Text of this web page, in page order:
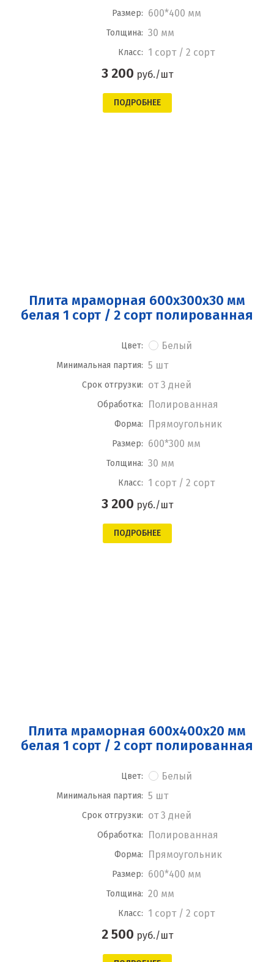
Размер: 600*400 мм
Толщина: 30 мм
Класс: 1 сорт / 2 сорт
3 200 руб./шт
ПОДРОБНЕЕ
Плита мраморная 600x300x30 мм
белая 1 сорт / 2 сорт полированная
Цвет: Белый
Минимальная партия: 5 шт
Срок отгрузки: от 3 дней
Обработка: Полированная
Форма: Прямоугольник
Размер: 600*300 мм
Толщина: 30 мм
Класс: 1 сорт / 2 сорт
3 200 руб./шт
ПОДРОБНЕЕ
Плита мраморная 600x400x20 мм
белая 1 сорт / 2 сорт полированная
Цвет: Белый
Минимальная партия: 5 шт
Срок отгрузки: от 3 дней
Обработка: Полированная
Форма: Прямоугольник
Размер: 600*400 мм
Толщина: 20 мм
Класс: 1 сорт / 2 сорт
2 500 руб./шт